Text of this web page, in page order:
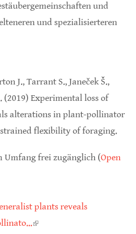
und
und spezialisierteren
J., Tarrant S., Janeček Š.,
(2019) Experimental loss of
alterations in plant-pollinator
flexibility of foraging.
Umfang frei zugänglich (Open
plants reveals
(link is external)